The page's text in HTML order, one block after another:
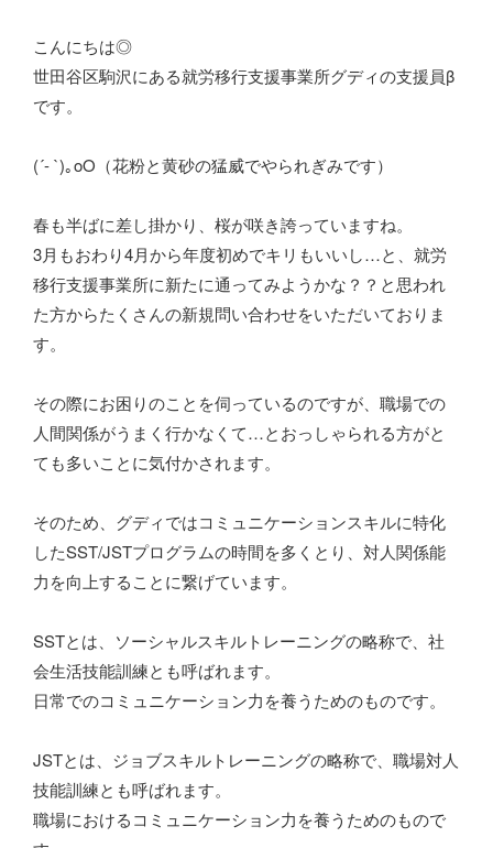
こんにちは◎
世田谷区駒沢にある就労移行支援事業所グディの支援員β
です。
(´- `)｡oO（花粉と黄砂の猛威でやられぎみです）
春も半ばに差し掛かり、桜が咲き誇っていますね。
3月もおわり4月から年度初めでキリもいいし…と、就労
移行支援事業所に新たに通ってみようかな？？と思われ
た方からたくさんの新規問い合わせをいただいておりま
す。
その際にお困りのことを伺っているのですが、職場での
人間関係がうまく行かなくて…とおっしゃられる方がと
ても多いことに気付かされます。
そのため、グディではコミュニケーションスキルに特化
したSST/JSTプログラムの時間を多くとり、対人関係能
力を向上することに繋げています。
SSTとは、ソーシャルスキルトレーニングの略称で、社
会生活技能訓練とも呼ばれます。
日常でのコミュニケーション力を養うためのものです。
JSTとは、ジョブスキルトレーニングの略称で、職場対人
技能訓練とも呼ばれます。
職場におけるコミュニケーション力を養うためのもので